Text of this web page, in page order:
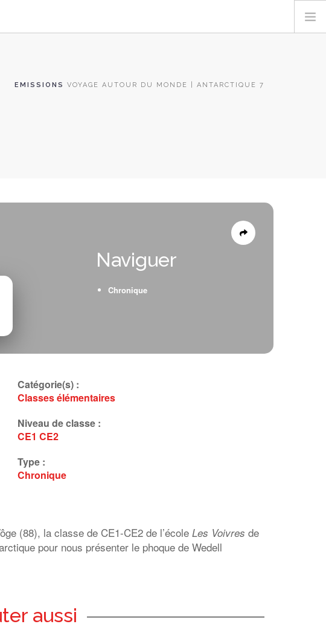
EMISSIONS VOYAGE AUTOUR DU MONDE | ANTARCTIQUE 7
Naviguer
Chronique
Catégorie(s) :
Classes élémentaires
Niveau de classe :
CE1 CE2
Type :
Chronique
(88), la classe deCE1-CE2 de l’école Les Voivres de
pour nous présenter le phoque de Wedell
aussi